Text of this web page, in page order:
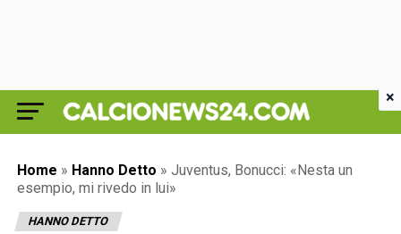
Home » Hanno Detto » Juventus, Bonucci: «Nesta un
esempio, mi rivedo in lui»
HANNO DETTO
×